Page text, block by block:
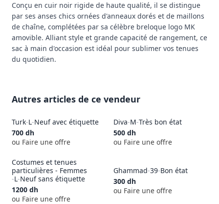
Conçu en cuir noir rigide de haute qualité, il se distingue
par ses anses chics ornées d'anneaux dorés et de maillons
de chaîne, complétées par sa célèbre breloque logo MK
amovible. Alliant style et grande capacité de rangement, ce
sac à main d'occasion est idéal pour sublimer vos tenues
du quotidien.
Autres articles de ce vendeur
Turk-L-Neuf avec étiquette
700 dh
ou Faire une offre
Diva-M-Très bon état
500 dh
ou Faire une offre
Costumes et tenues
particulières - Femmes
-L-Neuf sans étiquette
1200 dh
ou Faire une offre
Ghammad-39-Bon état
300 dh
ou Faire une offre